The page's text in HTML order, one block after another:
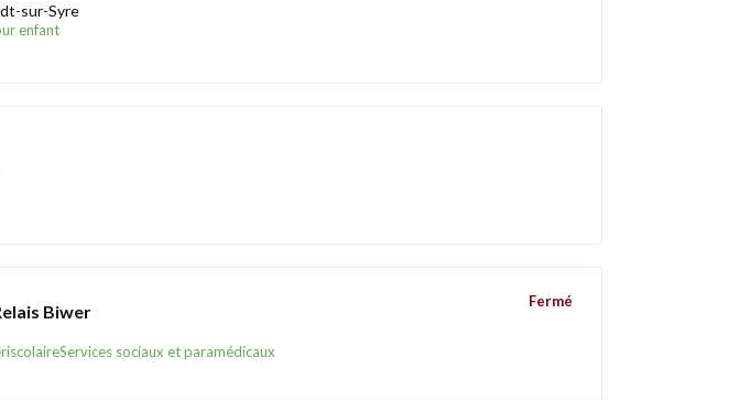
sur-Syre
enfant
Biwer
Services sociaux et paramédicaux
Fermé